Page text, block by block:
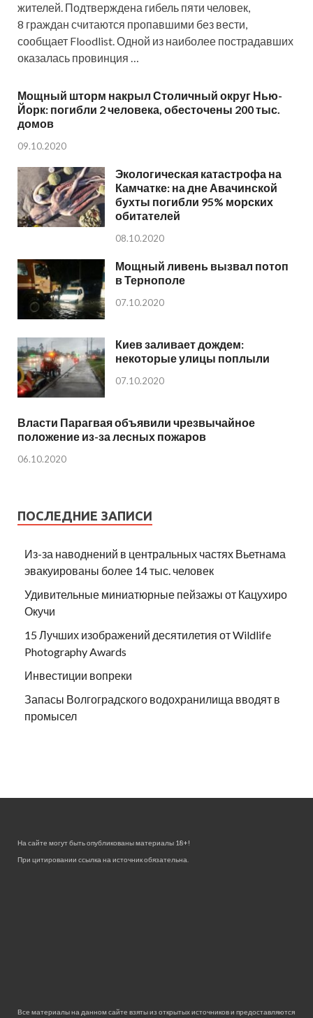
жителей. Подтверждена гибель пяти человек,
8 граждан считаются пропавшими без вести,
сообщает Floodlist. Одной из наиболее пострадавших
оказалась провинция …
Мощный шторм накрыл Столичный округ Нью-
Йорк: погибли 2 человека, обесточены 200 тыс.
домов
09.10.2020
Экологическая катастрофа на
Камчатке: на дне Авачинской
бухты погибли 95% морских
обитателей
08.10.2020
Мощный ливень вызвал потоп
в Тернополе
07.10.2020
Киев заливает дождем:
некоторые улицы поплыли
07.10.2020
Власти Парагвая объявили чрезвычайное
положение из-за лесных пожаров
06.10.2020
ПОСЛЕДНИЕ ЗАПИСИ
Из-за наводнений в центральных частях Вьетнама
эвакуированы более 14 тыс. человек
Удивительные миниатюрные пейзажы от Кацухиро
Окучи
15 Лучших изображений десятилетия от Wildlife
Photography Awards
Инвестиции вопреки
Запасы Волгоградского водохранилища вводят в
промысел
На сайте могут быть опубликованы материалы 18+!
При цитировании ссылка на источник обязательна.
Все материалы на данном сайте взяты из открытых источников и предоставляются